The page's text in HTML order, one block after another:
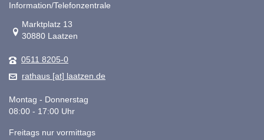
Information/Telefonzentrale
Link zur Google-Maps Navigation
Marktplatz 13
30880 Laatzen
0511 8205-0
rathaus [at] laatzen.de
Montag - Donnerstag
08:00 - 17:00 Uhr
Freitags nur vormittags